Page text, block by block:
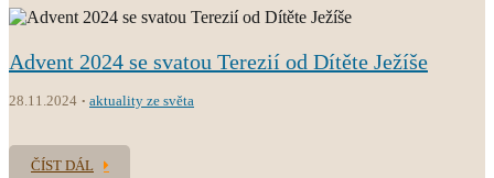
Advent 2024 se svatou Terezií od Dítěte Ježíše
28.11.2024 aktuality ze světa
ČÍST DÁL